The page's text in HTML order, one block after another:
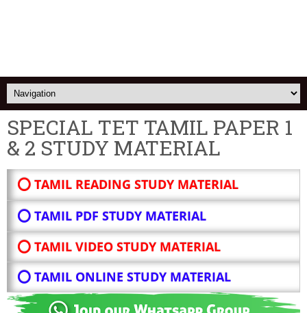
SPECIAL TET TAMIL PAPER 1
& 2 STUDY MATERIAL
⭕ TAMIL READING STUDY MATERIAL
⭕ TAMIL PDF STUDY MATERIAL
⭕ TAMIL VIDEO STUDY MATERIAL
⭕ TAMIL ONLINE STUDY MATERIAL